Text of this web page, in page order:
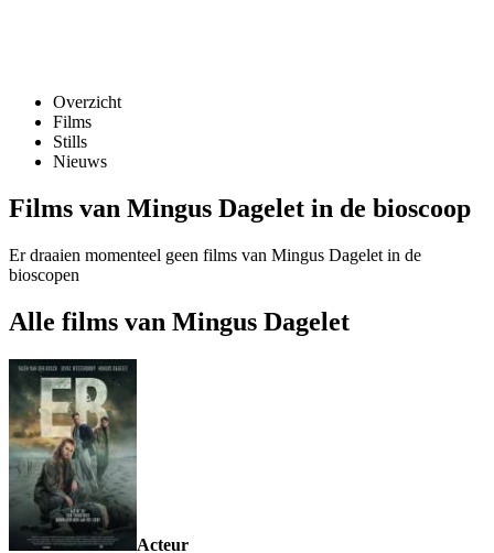
Overzicht
Films
Stills
Nieuws
Films van Mingus Dagelet in de bioscoop
Er draaien momenteel geen films van Mingus Dagelet in de
bioscopen
Alle films van Mingus Dagelet
Acteur